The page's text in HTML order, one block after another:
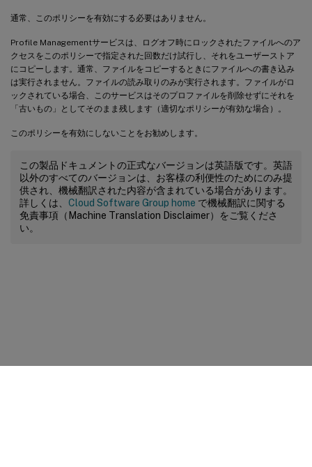
通常、このポリシーを有効にする必要はありません。
Profile Managementサービスは、ログオフ時にロックされたファイルへのア
クセスをこのポリシーで指定された回数だけ試行し、それをユーザーストア
にコピーします。通常、ファイルをコピーするときにファイルへの書き込み
は実行されません。ファイルの読み取りのみが実行されます。ファイルがロ
ックされている場合、このサービスはそのプロファイルを削除せずにそれを
「古いもの」としてそのまま残します（適切なポリシーが有効な場合）。
このポリシーを有効にしないことをお勧めします。
この製品ドキュメントの正式なバージョンは英語版です。英語
以外のすべてのバージョンは、お客様の利便性のためにのみ提
供され、機械翻訳された内容が含まれている場合があります。
詳しくは、 Cloud Software Group home で機械翻訳に関する
免責事項（Machine Translation Disclaimer）をご覧くださ
い。